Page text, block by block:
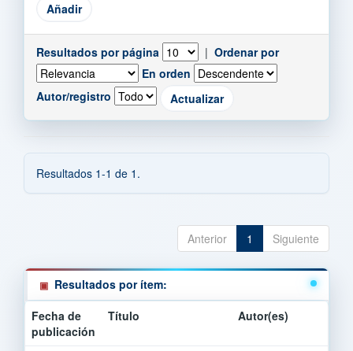
Resultados por página | Ordenar por
En orden
Autor/registro
Resultados 1-1 de 1.
Anterior 1 Siguiente
Resultados por ítem:
Fecha de
publicación
Título Autor(es)